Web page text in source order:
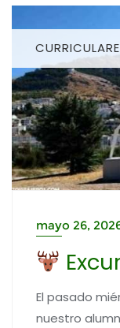
mayo 26,
El pasado
nuestro